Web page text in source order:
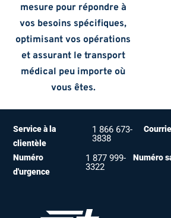
mesure pour répondre à
vos besoins spécifiques,
optimisant vos opérations
et assurant le transport
médical peu importe où
vous êtes.
Service à la
clientèle
1 866 673-
3838
Courriel
Numéro
d'urgence
1 877 999-
3322
Numéro